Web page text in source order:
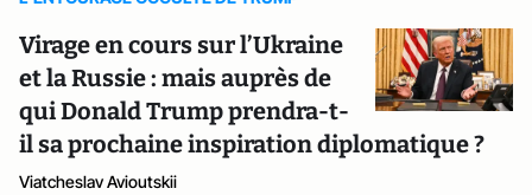
Virage en cours sur l’Ukraine
et la Russie : mais auprès de
qui Donald Trump prendra-t-
il sa prochaine inspiration diplomatique ?
Viatcheslav Avioutskii